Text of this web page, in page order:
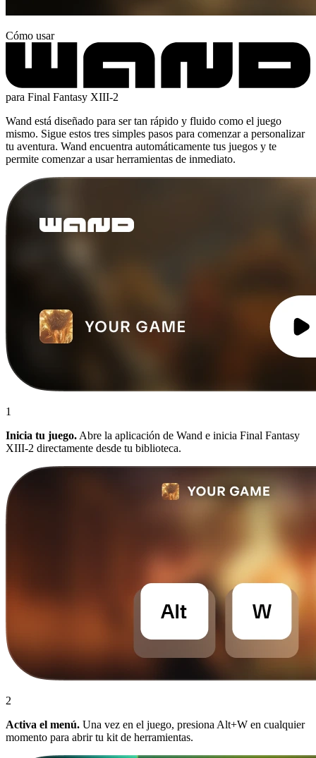
Cómo usar
para Final Fantasy XIII-2
Wand está diseñado para ser tan rápido y fluido como el juego
mismo. Sigue estos tres simples pasos para comenzar a personalizar
tu aventura. Wand encuentra automáticamente tus juegos y te
permite comenzar a usar herramientas de inmediato.
1
Inicia tu juego. Abre la aplicación de Wand e inicia Final Fantasy
XIII-2 directamente desde tu biblioteca.
2
Activa el menú. Una vez en el juego, presiona Alt+W en cualquier
momento para abrir tu kit de herramientas.